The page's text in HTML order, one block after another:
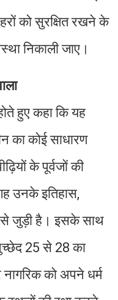
को सुरक्षित रखने के
निकाली जाए।
हुए कहा कि यह
का कोई साधारण
के पूर्वजों की
उनके इतिहास,
से जुड़ी है। इसके साथ
25 से 28 का
नागरिक को अपने धर्म